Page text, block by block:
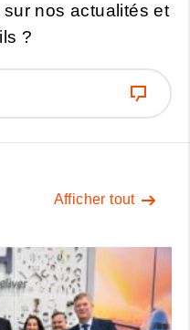
nos actualités et
?
Afficher tout